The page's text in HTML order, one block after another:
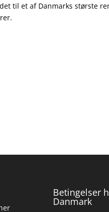
til et af Danmarks største
Betingelser
Danmark